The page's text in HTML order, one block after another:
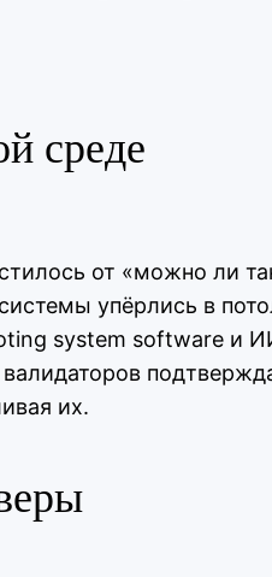
среде
от «можно ли
упёрлись в
system software и
их.